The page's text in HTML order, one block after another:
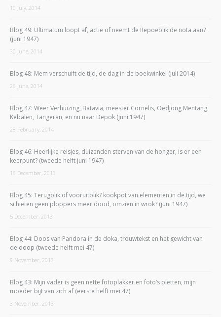
10 July, 2014
Blog 49: Ultimatum loopt af, actie of neemt de Repoeblik de nota aan?
(juni 1947)
30 June, 2014
Blog 48: Mem verschuift de tijd, de dag in de boekwinkel (juli 2014)
26 June, 2014
Blog 47: Weer Verhuizing, Batavia, meester Cornelis, Oedjong Mentang,
Kebalen, Tangeran, en nu naar Depok (juni 1947)
28 February, 2014
Blog 46: Heerlijke reisjes, duizenden sterven van de honger, is er een
keerpunt? (tweede helft juni 1947)
16 December, 2013
Blog 45: Terugblik of vooruitblik? kookpot van elementen in de tijd, we
schieten geen ploppers meer dood, omzien in wrok? (juni 1947)
5 December, 2013
Blog 44: Doos van Pandora in de doka, trouwtekst en het gewicht van
de doop (tweede helft mei 47)
9 November, 2013
Blog 43: Mijn vader is geen nette fotoplakker en foto’s pletten, mijn
moeder bijt van zich af (eerste helft mei 47)
3 November, 2013